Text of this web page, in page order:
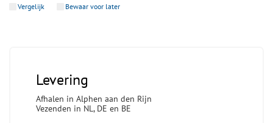
Vergelijk
Bewaar voor later
Levering
Afhalen in Alphen aan den Rijn
Vezenden in NL, DE en BE